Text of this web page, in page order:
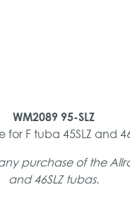
WM2089 95-SLZ
for F tuba 45SLZ and
purchase of the
and 46SLZ tubas.